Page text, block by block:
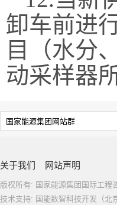
卸车前进
目（水分
动采样器
关于我们 网站声明
版权所有: 国家能源集团国际工
技术支持: 国能数智科技开发（北